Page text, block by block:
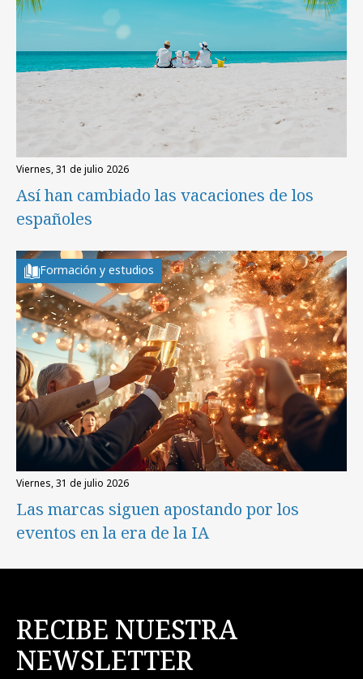
viernes, 31 de julio 2026
Así han cambiado las vacaciones de los
españoles
Formación y estudios
viernes, 31 de julio 2026
Las marcas siguen apostando por los
eventos en la era de la IA
RECIBE NUESTRA
NEWSLETTER